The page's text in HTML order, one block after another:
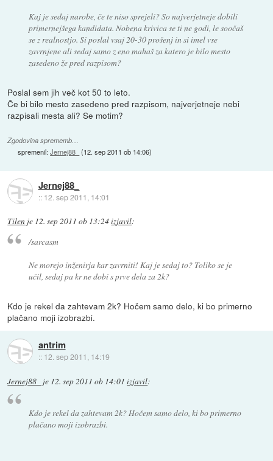
Kaj je sedaj narobe, če te niso sprejeli? So najverjetneje dobili
primernejšega kandidata. Nobena krivica se ti ne godi, le soočaš
se z realnostjo. Si poslal vsaj 20-30 prošenj in si imel vse
zavrnjene ali sedaj samo z eno mahaš za katero je bilo mesto
zasedeno že pred razpisom?
Poslal sem jih več kot 50 to leto.
Če bi bilo mesto zasedeno pred razpisom, najverjetneje nebi
razpisali mesta ali? Se motim?
Zgodovina sprememb…
spremenil:Jernej88_ (12. sep 2011 ob 14:06)
Jernej88_
:: 12. sep 2011, 14:01
Tilen je 12. sep 2011 ob 13:24izjavil:
/sarcasm
Ne morejo inženirja kar zavrniti! Kaj je sedaj to? Toliko se je
učil, sedaj pa kr ne dobi s prve dela za 2k?
Kdo je rekel da zahtevam 2k? Hočem samo delo, ki bo primerno
plačano moji izobrazbi.
antrim
:: 12. sep 2011, 14:19
Jernej88_ je 12. sep 2011 ob 14:01 izjavil:
Kdo je rekel da zahtevam 2k? Hočem samo delo, ki bo primerno
plačano moji izobrazbi.